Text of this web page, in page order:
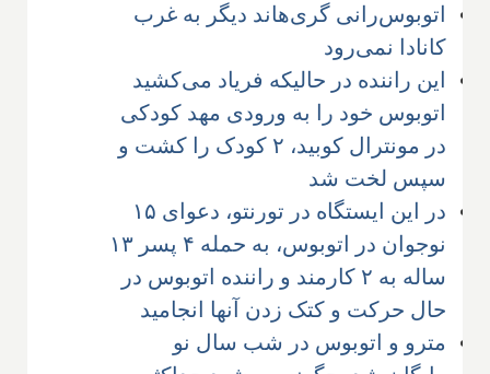
اتوبوس‌رانی گری‌هاند دیگر به غرب
کانادا نمی‌رود
این راننده در حالیکه فریاد می‌کشید
اتوبوس خود را به ورودی مهد کودکی
در مونترال کوبید، ۲ کودک را کشت و
سپس لخت شد
در این ایستگاه در تورنتو، دعوای ۱۵
نوجوان در اتوبوس، به حمله ۴ پسر ۱۳
ساله به ۲ کارمند و راننده اتوبوس در
حال حرکت و کتک زدن آنها انجامید
مترو و اتوبوس در شب سال نو